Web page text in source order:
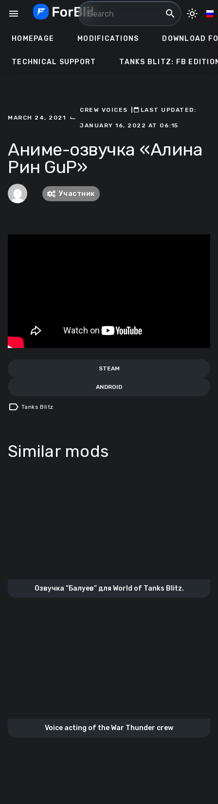
menu search light_mode
HOMEPAGE MODIFICATIONS DOWNLOAD
TECHNICAL SUPPORT TANKS BLITZ: FB
MARCH 24, 2021 ⌙
CREW VOICES ㅤLAST UPDATED:
JANUARY 16, 2022 AT 06:15
Аниме-озвучка «Алина
Рин GuP»
Участник
STEAM
ANDROID
label Tanks Blitz
Similar mods
Озвучка “Балуев” для World of Tanks Blitz.
Voice acting of the War Thunder crew